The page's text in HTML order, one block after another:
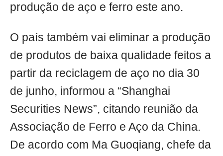
produção de aço e ferro este ano.
O país também vai eliminar a produção
de produtos de baixa qualidade feitos a
partir da reciclagem de aço no dia 30
de junho, informou a “Shanghai
Securities News”, citando reunião da
Associação de Ferro e Aço da China.
De acordo com Ma Guoqiang, chefe da